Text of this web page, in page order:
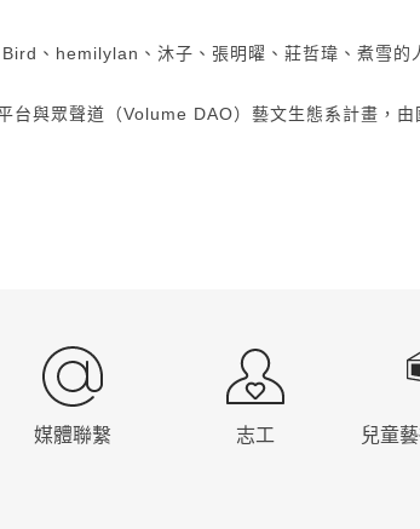
、hemilylan、沐子、張明曜、莊哲瑋、煮雪的
台與眾聲道（Volume DAO）藝文生態系計畫，
媒體聯繫 志工 兒童